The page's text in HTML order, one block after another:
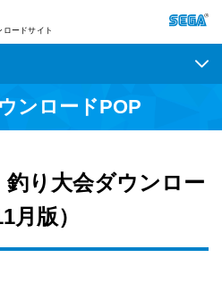
ードサイト
ンロードPOP
釣り大会ダウンロー
月版）